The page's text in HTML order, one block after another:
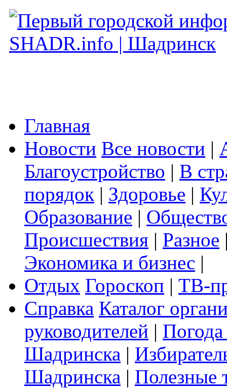
Главная
Новости Все новости |
Благоустройство | В
порядок | Здоровье |
Образование |
Происшествия | Разное
Экономика и бизнес |
Отдых Гороскоп | ТВ-
Справка Каталог
руководителей |
Шадринска |
Шадринска | Полезные